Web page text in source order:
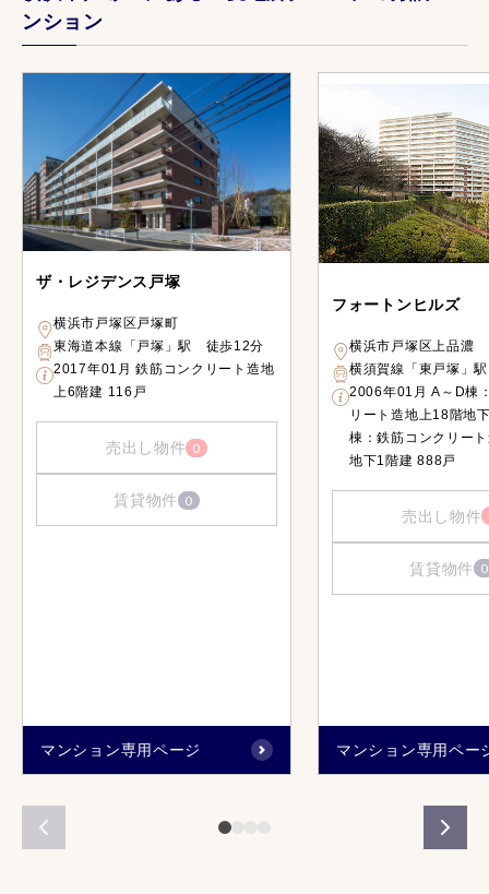
ンション
ザ・レジデンス戸塚
横浜市戸塚区戸塚町
東海道本線「戸塚」駅 徒歩12分
2017年01月 鉄筋コンクリート造地
上6階建 116戸
売出し物件 0
賃貸物件 0
マンション専用ページ
フォートンヒルズ
横浜市戸塚区上品濃
横須賀線「東戸塚」
2006年01月 A～D棟
リート造地上18階地
棟：鉄筋コンクリー
地下1階建 888戸
売出し物件
賃貸物件 0
マンション専用ペー